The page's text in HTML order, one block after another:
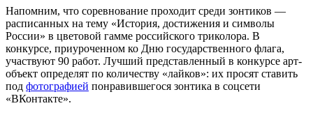
Напомним, что соревнование проходит среди зонтиков —
расписанных на тему «История, достижения и символы
России» в цветовой гамме российского триколора. В
конкурсе, приуроченном ко Дню государственного флага,
участвуют 90 работ. Лучший представленный в конкурсе арт-
объект определят по количеству «лайков»: их просят ставить
под фотографией понравившегося зонтика в соцсети
«ВКонтакте».